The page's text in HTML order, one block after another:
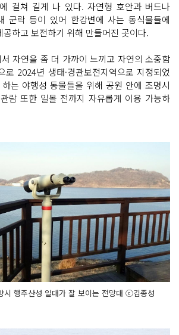
걸쳐 길게 나 있다. 자연형 호안과 버드나
군락 등이 있어 한강변에 사는 동식물들에
하고 보전하기 위해 만들어진 곳이다.
자연을 좀 더 가까이 느끼고 자연의 소중함
로 2024년 생태·경관보전지역으로 지정되었
는 야행성 동물들을 위해 공원 안에 조명시
람 또한 일몰 전까지 자유롭게 이용 가능하
시 행주산성 일대가 잘 보이는 전망대 ⓒ김종성